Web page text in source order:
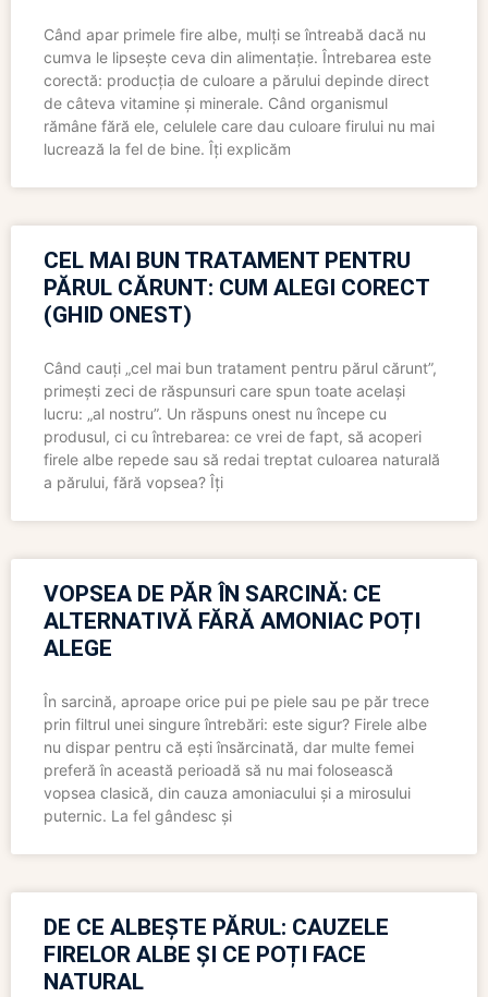
Când apar primele fire albe, mulți se întreabă dacă nu
cumva le lipsește ceva din alimentație. Întrebarea este
corectă: producția de culoare a părului depinde direct
de câteva vitamine și minerale. Când organismul
rămâne fără ele, celulele care dau culoare firului nu mai
lucrează la fel de bine. Îți explicăm
CEL MAI BUN TRATAMENT PENTRU
PĂRUL CĂRUNT: CUM ALEGI CORECT
(GHID ONEST)
Când cauți „cel mai bun tratament pentru părul cărunt”,
primești zeci de răspunsuri care spun toate același
lucru: „al nostru”. Un răspuns onest nu începe cu
produsul, ci cu întrebarea: ce vrei de fapt, să acoperi
firele albe repede sau să redai treptat culoarea naturală
a părului, fără vopsea? Îți
VOPSEA DE PĂR ÎN SARCINĂ: CE
ALTERNATIVĂ FĂRĂ AMONIAC POȚI
ALEGE
În sarcină, aproape orice pui pe piele sau pe păr trece
prin filtrul unei singure întrebări: este sigur? Firele albe
nu dispar pentru că ești însărcinată, dar multe femei
preferă în această perioadă să nu mai folosească
vopsea clasică, din cauza amoniacului și a mirosului
puternic. La fel gândesc și
DE CE ALBEȘTE PĂRUL: CAUZELE
FIRELOR ALBE ȘI CE POȚI FACE
NATURAL